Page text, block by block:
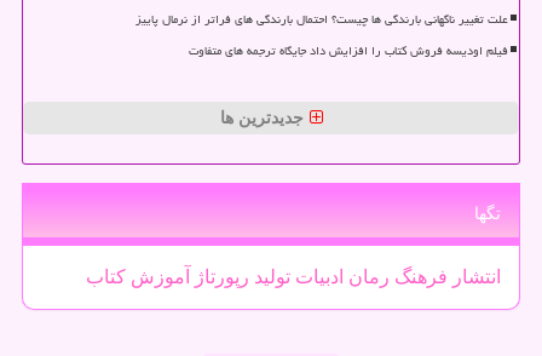
علت تغییر ناگهانی بارندگی ها چیست؟ احتمال بارندگی های فراتر از نرمال پاییز
فیلم اودیسه فروش کتاب را افزایش داد جایگاه ترجمه های متفاوت
جدیدترین ها
تگها
انتشار فرهنگ رمان ادبیات تولید رپورتاژ آموزش كتاب